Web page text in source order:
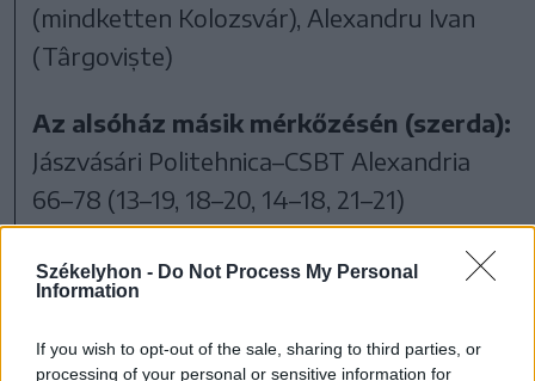
Székelyhon - Do Not Process My Personal
Information
If you wish to opt-out of the sale, sharing to third parties, or
processing of your personal or sensitive information for
(mindketten Kolozsvár), Alexandru Ivan
(Târgoviște)
Az alsóház másik mérkőzésén (szerda):
Jászvásári Politehnica–CSBT Alexandria
66–78 (13–19, 18–20, 14–18, 21–21)
A felsőház 6. fordulójának eredményei
(szerda):
Sepsiszentgyörgyi Sepsi SIC–